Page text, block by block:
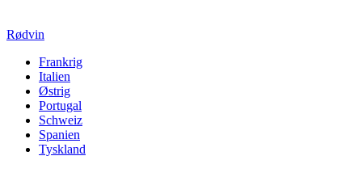
Rødvin
Frankrig
Italien
Østrig
Portugal
Schweiz
Spanien
Tyskland